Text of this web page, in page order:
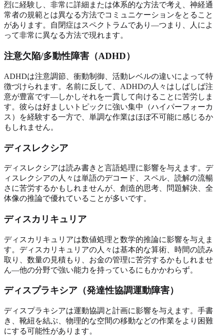
烈に経験し、非常に詳細または体系的な方法で考え、神経通
常者の規範とは異なる方法でコミュニケーションをとること
があります。自閉症はスペクトラムであり—つまり、人によ
って非常に異なる方法で現れます。
注意欠陥/多動性障害（ADHD）
ADHDは注意調節、衝動制御、活動レベルの違いによって特
徴づけられます。名前に反して、ADHDの人々はしばしば注
意が豊富です—しかしそれを一貫して向けることに苦労しま
す。彼らは好ましいトピックに強い集中（ハイパーフォーカ
ス）を経験する一方で、単調な作業はほぼ不可能に感じるか
もしれません。
ディスレクシア
ディスレクシアは読み書きと言語処理に影響を与えます。デ
ィスレクシアの人々は単語のデコード、スペル、読解の流暢
さに苦労するかもしれませんが、創造的思考、問題解決、全
体像の推論で優れていることが多いです。
ディスカリキュリア
ディスカリキュリアは数値処理と数学的推論に影響を与えま
す。ディスカリキュリアの人々は基本的な算術、時間の読み
取り、数量の見積もり、お金の管理に苦労するかもしれませ
ん—他の分野で強い能力を持っているにもかかわらず。
ディスプラキシア（発達性協調運動障害）
ディスプラキシアは運動協調と計画に影響を与えます。手書
き、靴紐を結ぶ、物理的な空間の移動などの作業をより困難
にする可能性があります。